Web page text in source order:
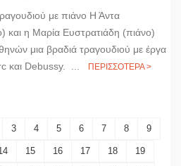
με πιάνο Η Άντα
η Μαρία Ευστρατιάδη (πιάνο)
μια βραδιά τραγουδιού με έργα
και Debussy. ...
ΠΕΡΙΣΣΟΤΕΡΑ >
3 4 5 6 7 8 9
15 16 17 18 19